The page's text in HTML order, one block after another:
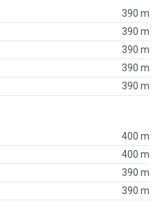
390 m
390 m
390 m
390 m
390 m
400 m
400 m
390 m
390 m